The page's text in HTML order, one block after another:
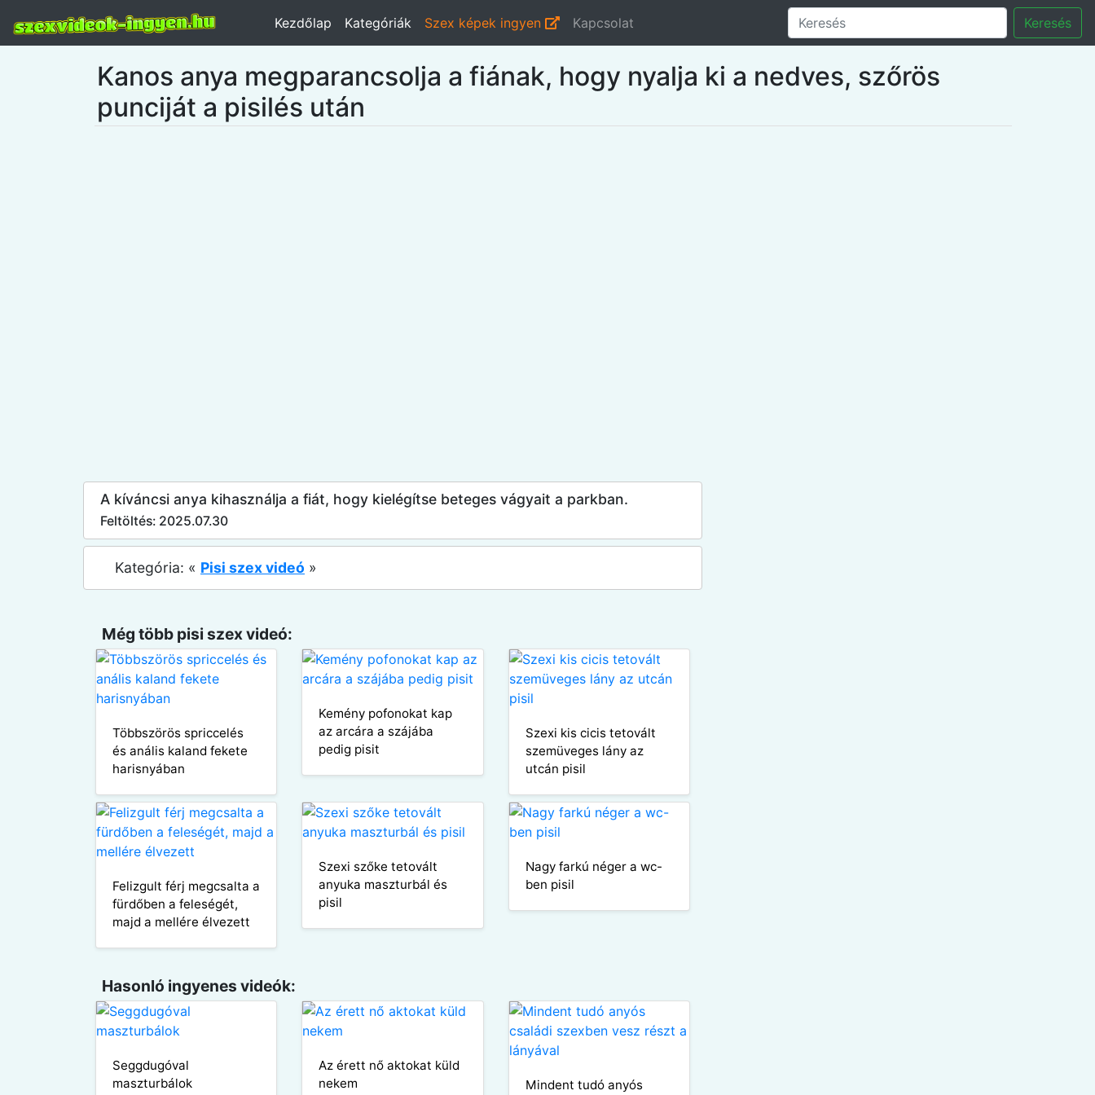
Kezdőlap Kategóriák Szex képek ingyen Kapcsolat Keresés
Kanos anya megparancsolja a fiának, hogy nyalja ki a nedves, szőrös
punciját a pisilés után
A kíváncsi anya kihasználja a fiát, hogy kielégítse beteges vágyait a parkban.
Feltöltés: 2025.07.30
Kategória: « Pisi szex videó »
Még több pisi szex videó:
Többszörös spriccelés
és anális kaland fekete
harisnyában
Kemény pofonokat kap
az arcára a szájába
pedig pisit
Szexi kis cicis tetovált
szemüveges lány az
utcán pisil
Felizgult férj megcsalta a
fürdőben a feleségét,
majd a mellére élvezett
Szexi szőke tetovált
anyuka maszturbál és
pisil
Nagy farkú néger a wc-
ben pisil
Hasonló ingyenes videók:
Seggdugóval
maszturbálok
Az érett nő aktokat küld
nekem
Mindent tudó anyós